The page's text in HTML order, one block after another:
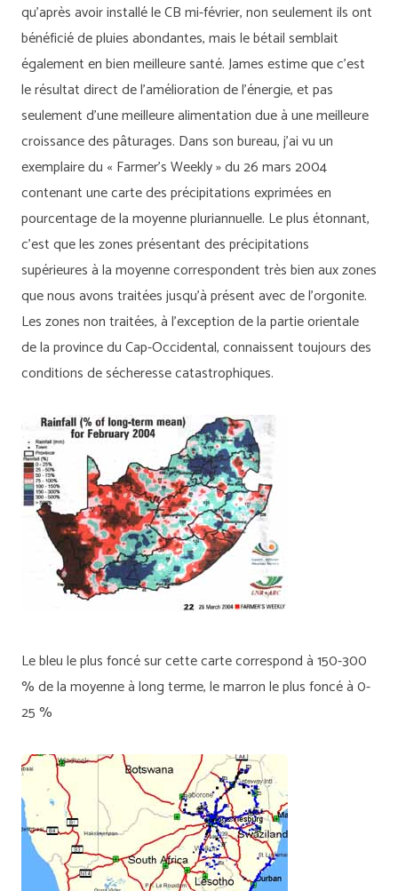
qu’après avoir installé le CB mi-février, non seulement ils ont
bénéficié de pluies abondantes, mais le bétail semblait
également en bien meilleure santé. James estime que c’est
le résultat direct de l’amélioration de l’énergie, et pas
seulement d’une meilleure alimentation due à une meilleure
croissance des pâturages. Dans son bureau, j’ai vu un
exemplaire du « Farmer’s Weekly » du 26 mars 2004
contenant une carte des précipitations exprimées en
pourcentage de la moyenne pluriannuelle. Le plus étonnant,
c’est que les zones présentant des précipitations
supérieures à la moyenne correspondent très bien aux zones
que nous avons traitées jusqu’à présent avec de l’orgonite.
Les zones non traitées, à l’exception de la partie orientale
de la province du Cap-Occidental, connaissent toujours des
conditions de sécheresse catastrophiques.
Le bleu le plus foncé sur cette carte correspond à 150-300
% de la moyenne à long terme, le marron le plus foncé à 0-
25 %